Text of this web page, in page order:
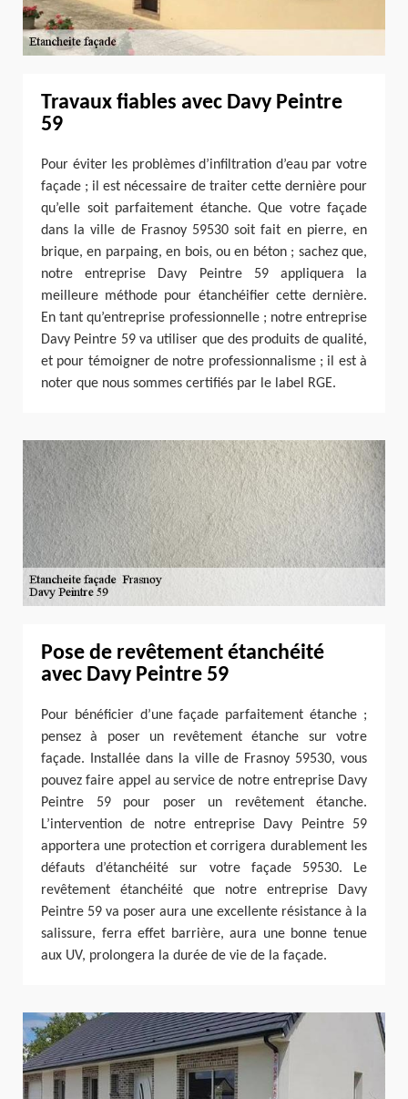
Travaux fiables avec Davy Peintre
59
Pour éviter les problèmes d’infiltration d’eau par votre
façade ; il est nécessaire de traiter cette dernière pour
qu’elle soit parfaitement étanche. Que votre façade
dans la ville de Frasnoy 59530 soit fait en pierre, en
brique, en parpaing, en bois, ou en béton ; sachez que,
notre entreprise Davy Peintre 59 appliquera la
meilleure méthode pour étanchéifier cette dernière.
En tant qu’entreprise professionnelle ; notre entreprise
Davy Peintre 59 va utiliser que des produits de qualité,
et pour témoigner de notre professionnalisme ; il est à
noter que nous sommes certifiés par le label RGE.
Pose de revêtement étanchéité
avec Davy Peintre 59
Pour bénéficier d’une façade parfaitement étanche ;
pensez à poser un revêtement étanche sur votre
façade. Installée dans la ville de Frasnoy 59530, vous
pouvez faire appel au service de notre entreprise Davy
Peintre 59 pour poser un revêtement étanche.
L’intervention de notre entreprise Davy Peintre 59
apportera une protection et corrigera durablement les
défauts d’étanchéité sur votre façade 59530. Le
revêtement étanchéité que notre entreprise Davy
Peintre 59 va poser aura une excellente résistance à la
salissure, ferra effet barrière, aura une bonne tenue
aux UV, prolongera la durée de vie de la façade.